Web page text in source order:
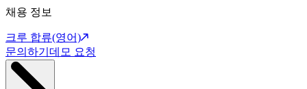
채용 정보
크루 합류(영어)
문의하기 데모 요청